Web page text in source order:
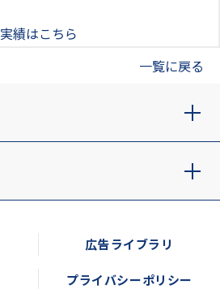
実績はこちら
一覧に戻る
広告ライブラリ
プライバシーポリシー